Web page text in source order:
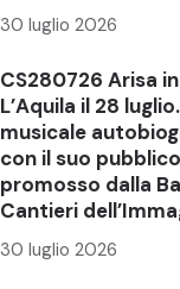
30 luglio 2026
CS280726 Arisa
L’Aquila il 28
musicale
con il suo
promosso dalla
Cantieri
30 luglio 2026